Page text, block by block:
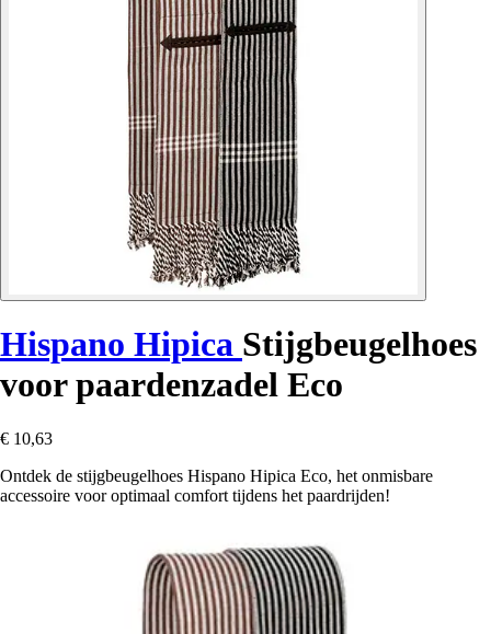
Hispano Hipica Stijgbeugelhoes
voor paardenzadel Eco
€ 10,63
Ontdek de stijgbeugelhoes Hispano Hipica Eco, het onmisbare
accessoire voor optimaal comfort tijdens het paardrijden!